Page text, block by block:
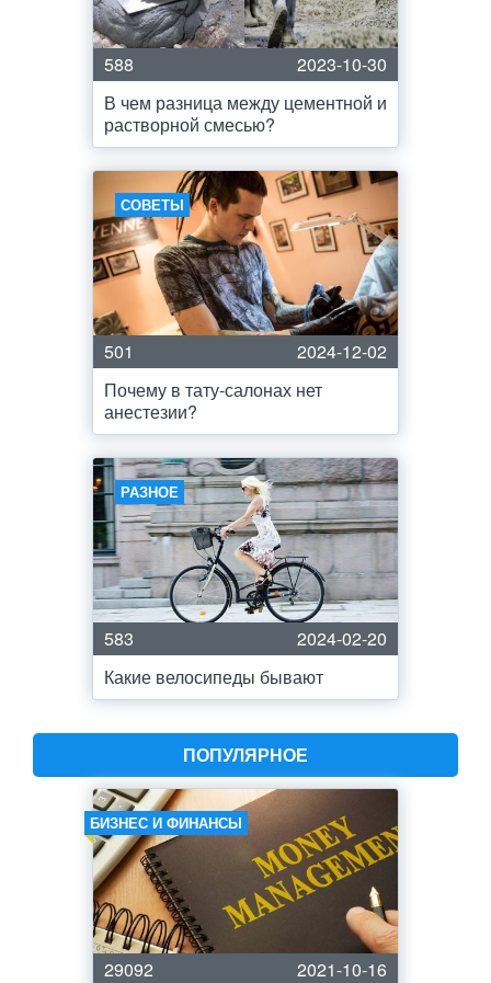
588
2023-10-30
В чем разница между цементной и
растворной смесью?
СОВЕТЫ
501
2024-12-02
Почему в тату-салонах нет
анестезии?
РАЗНОЕ
583
2024-02-20
Какие велосипеды бывают
ПОПУЛЯРНОЕ
БИЗНЕС И ФИНАНСЫ
29092
2021-10-16